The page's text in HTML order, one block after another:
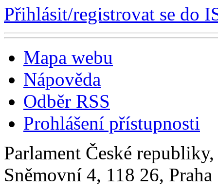
Přihlásit/registrovat se do
Mapa webu
Nápověda
Odběr RSS
Prohlášení přístupnosti
Parlament České
Sněmovní 4, 118 26,